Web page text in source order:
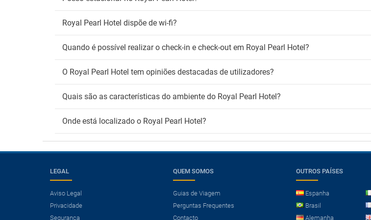
Royal Pearl Hotel dispõe de wi-fi?
Quando é possível realizar o check-in e check-out em Royal Pearl Hotel?
O Royal Pearl Hotel tem opiniões destacadas de utilizadores?
Quais são as características do ambiente do Royal Pearl Hotel?
Onde está localizado o Royal Pearl Hotel?
LEGAL
Aviso Legal
Privacidade
Segurança
QUEM SOMOS
Guias de Viagem
Perguntas Frequentes
Contacto
OUTROS PAÍSES
Espanha
Brasil
Alemanha